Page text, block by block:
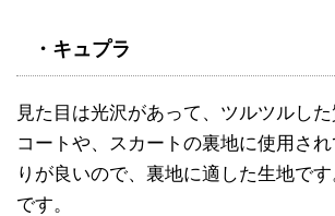
・キュプラ
見た目は光沢があって、ツルツルし
コートや、スカートの裏地に使用さ
りが良いので、裏地に適した生地で
です。